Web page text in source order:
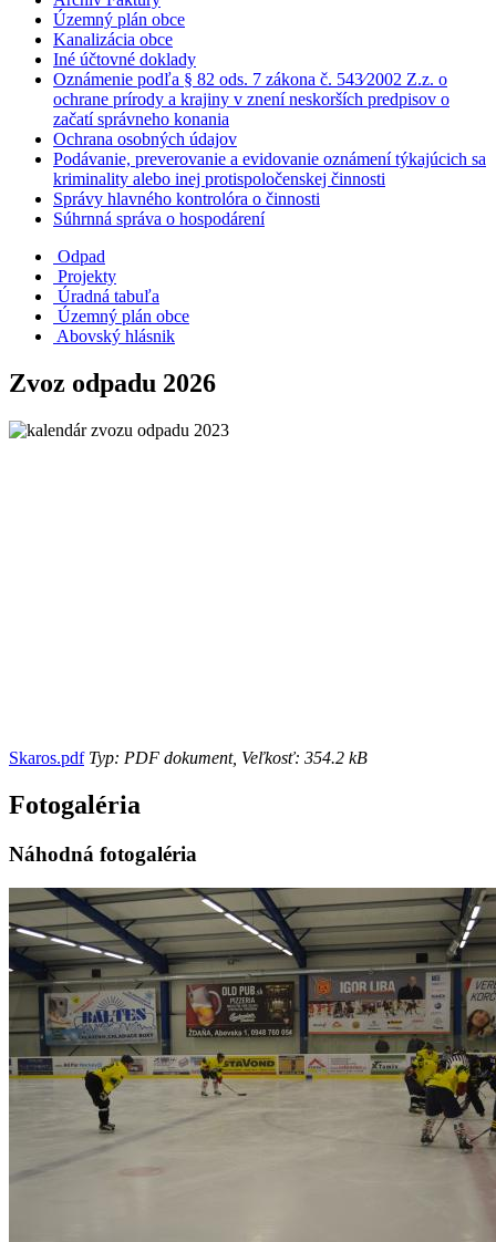
Územný plán obce
Kanalizácia obce
Iné účtovné doklady
Oznámenie podľa § 82 ods. 7 zákona č. 543⁄2002 Z.z. o
ochrane prírody a krajiny v znení neskorších predpisov o
začatí správneho konania
Ochrana osobných údajov
Podávanie, preverovanie a evidovanie oznámení týkajúcich sa
kriminality alebo inej protispoločenskej činnosti
Správy hlavného kontrolóra o činnosti
Súhrnná správa o hospodárení
Odpad
Projekty
Úradná tabuľa
Územný plán obce
Abovský hlásnik
Zvoz odpadu 2026
Skaros.pdfTyp: PDF dokument, Veľkosť: 354.2 kB
Fotogaléria
Náhodná fotogaléria